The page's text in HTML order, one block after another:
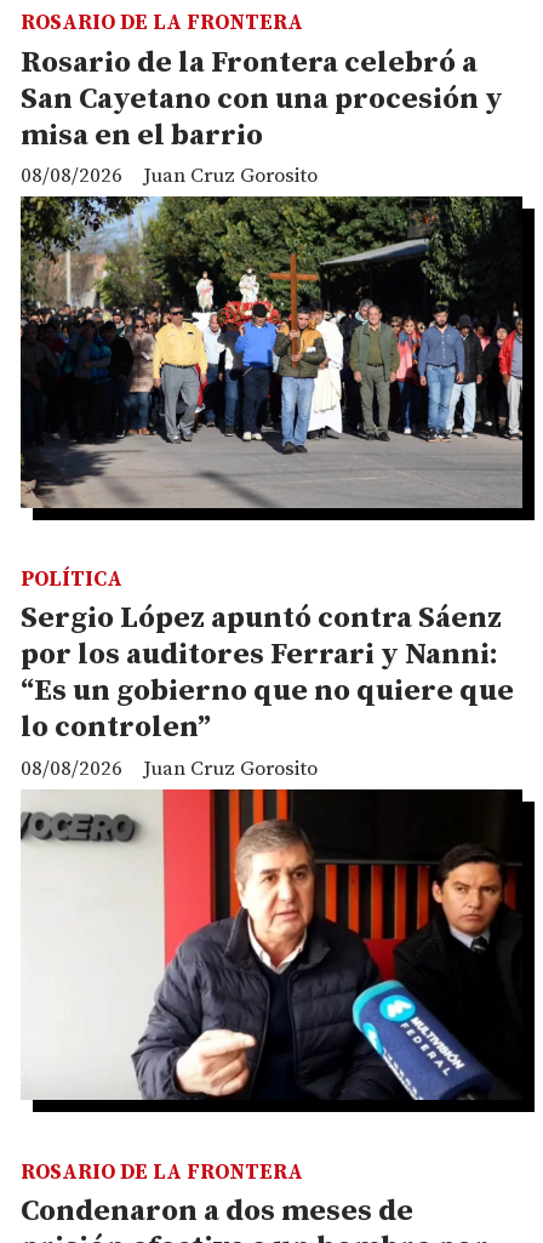
Rosario de la Frontera celebró a
San Cayetano con una procesión y
misa en el barrio
Juan Cruz Gorosito
ROSARIO DE LA FRONTERA
08/08/2026
Sergio López apuntó contra Sáenz
por los auditores Ferrari y Nanni:
“Es un gobierno que no quiere que
lo controlen”
Juan Cruz Gorosito
POLÍTICA
08/08/2026
Condenaron a dos meses de
ROSARIO DE LA FRONTERA